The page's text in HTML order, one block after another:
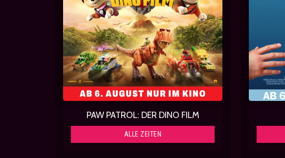
PAW PATROL: DER DINO FILM
ALLE ZEITEN